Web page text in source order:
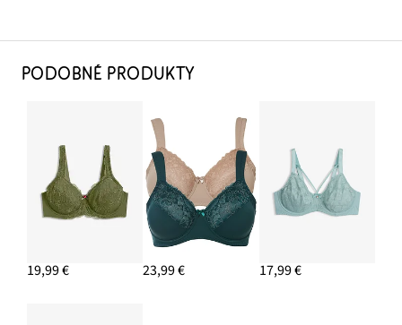
PODOBNÉ PRODUKTY
19,99 € 23,99 € 17,99 €